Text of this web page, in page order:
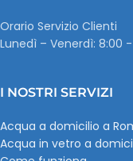
Orario Servizio Clienti
Lunedì – Venerdì: 8:00 -
I NOSTRI SERVIZI
Acqua a domicilio a
Acqua in vetro a